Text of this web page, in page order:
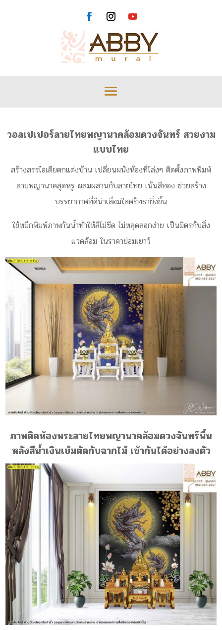
วอลเปเปอร์ลายไทยพญานาคล้อมดวงจันทร์ สวยงาม
แบบไทย
สร้างสรรไอเดียตกแต่งบ้าน เปลี่ยนผนังห้องที่โล่งๆ ติดตั้งภาพพิมพ์
ลายพญานาคสุดหรู ผสมผสานกับลายไทย เน้นสีทอง ช่วยสร้าง
บรรยากาศที่ดีน่าเลื่อมใสศรัทธายิ่งขึ้น
ใช้หมึกพิมพ์ภาพกันน้ำทำให้สีไม่ซีด ไม่หลุดลอกง่าย เป็นมิตรกับสิ่ง
แวดล้อม ในราคาย่อมเยาว์
ภาพติดห้องพระลายไทยพญานาคล้อมดวงจันทร์พื้น
หลังสีน้ำเงินเข้มตัดกับฉากไม้ เข้ากันได้อย่างลงตัว